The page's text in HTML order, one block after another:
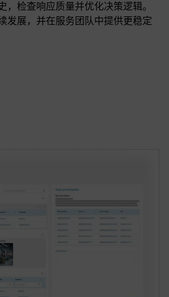
，检查响应质量并优化决策逻辑。
发展，并在服务团队中提供更稳定